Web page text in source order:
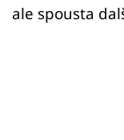
ale spousta